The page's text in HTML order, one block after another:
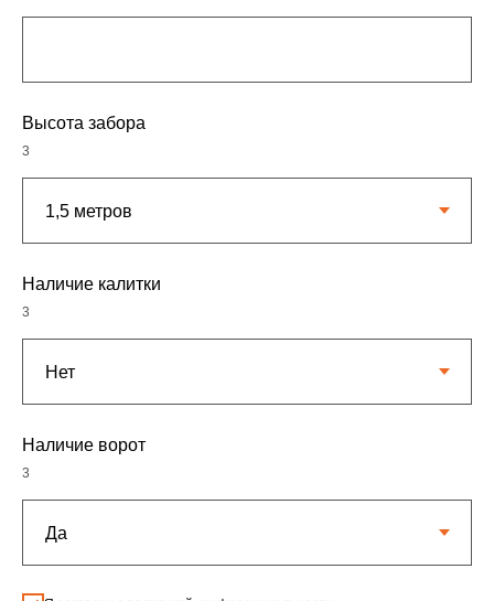
Высота забора
3
Наличие калитки
3
Наличие ворот
3